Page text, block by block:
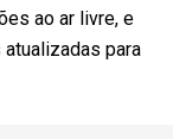
ao ar livre, e
para